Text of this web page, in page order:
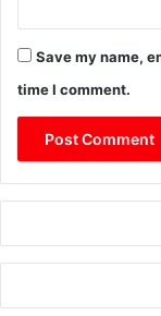
Save my name,
time I comment.